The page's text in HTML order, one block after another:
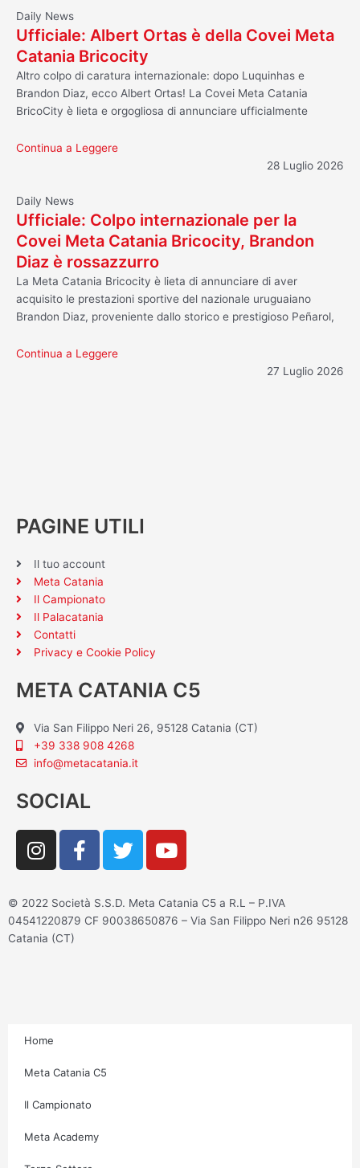
Daily News
Ufficiale: Albert Ortas è della Covei Meta
Catania Bricocity
Altro colpo di caratura internazionale: dopo Luquinhas e
Brandon Diaz, ecco Albert Ortas! La Covei Meta Catania
BricoCity è lieta e orgogliosa di annunciare ufficialmente
Continua a Leggere
28 Luglio 2026
Daily News
Ufficiale: Colpo internazionale per la
Covei Meta Catania Bricocity, Brandon
Diaz è rossazzurro
La Meta Catania Bricocity è lieta di annunciare di aver
acquisito le prestazioni sportive del nazionale uruguaiano
Brandon Diaz, proveniente dallo storico e prestigioso Peñarol,
Continua a Leggere
27 Luglio 2026
PAGINE UTILI
Il tuo account
Meta Catania
Il Campionato
Il Palacatania
Contatti
Privacy e Cookie Policy
META CATANIA C5
Via San Filippo Neri 26, 95128 Catania (CT)
+39 338 908 4268
info@metacatania.it
SOCIAL
I
n
t
a
g
F
a
e
b
T
w
t
t
Y
o
t
u
© 2022 Società S.S.D. Meta Catania C5 a R.L – P.IVA
04541220879 CF 90038650876 – Via San Filippo Neri n26 95128
Catania (CT)
Home
Meta Catania C5
Il Campionato
Meta Academy